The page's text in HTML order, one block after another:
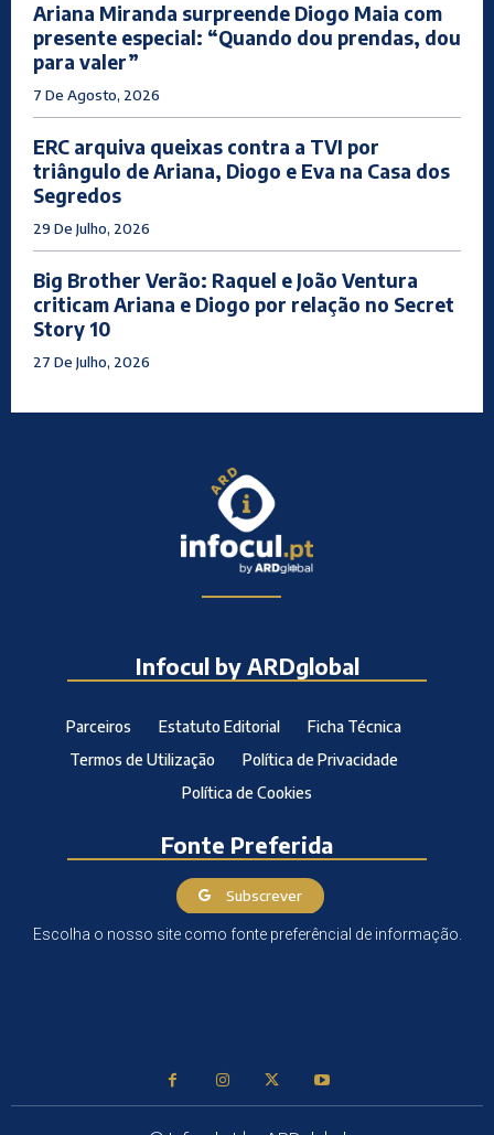
Ariana Miranda surpreende Diogo Maia com
presente especial: “Quando dou prendas, dou
para valer”
7 De Agosto, 2026
ERC arquiva queixas contra a TVI por
triângulo de Ariana, Diogo e Eva na Casa dos
Segredos
29 De Julho, 2026
Big Brother Verão: Raquel e João Ventura
criticam Ariana e Diogo por relação no Secret
Story 10
27 De Julho, 2026
Infocul by ARDglobal
Parceiros Estatuto Editorial
Ficha Técnica
Termos de Utilização
Política de Privacidade
Política de Cookies
Fonte Preferida
Subscrever
Escolha o nosso site como fonte preferêncial de informação.